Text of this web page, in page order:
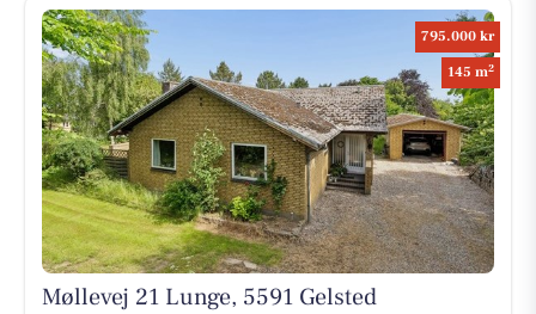
795.000 kr
145 m2
Møllevej 21 Lunge, 5591 Gelsted